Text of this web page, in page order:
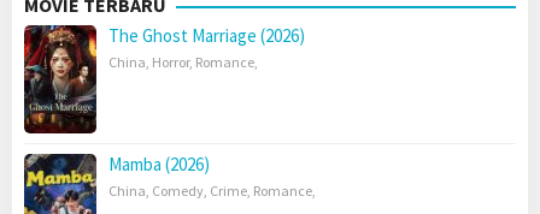
MOVIE TERBARU
The Ghost Marriage (2026)
China, Horror, Romance,
Mamba (2026)
China, Comedy, Crime, Romance,